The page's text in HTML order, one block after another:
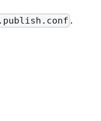
.